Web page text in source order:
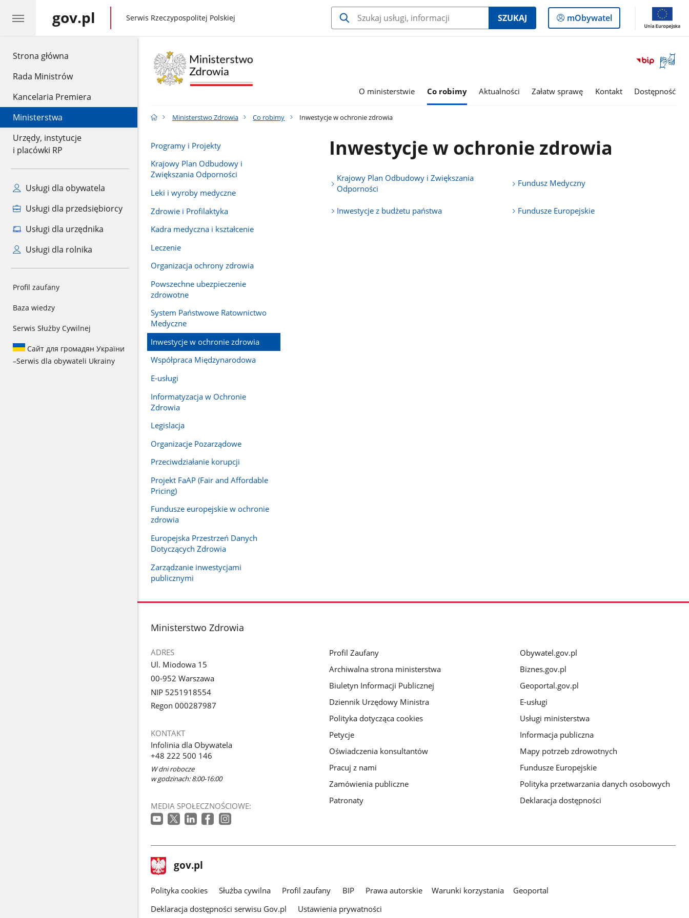
Strona główna
Rada Ministrów
Kancelaria Premiera
Ministerstwa
Urzędy, instytucje
i placówki RP
Usługi dla obywatela
Usługi dla przedsiębiorcy
Usługi dla urzędnika
Usługi dla rolnika
Profil zaufany
Baza wiedzy
Serwis Służby Cywilnej
Сайт для громадян України
–Serwis dla obywateli Ukrainy
gov.pl gov.pl
Serwis Rzeczypospolitej Polskiej SZUKAJ
Logowanie
do
mObywatel
Otwórz
okno
O ministerstwie Co robimy Aktualności Załatw sprawę Kontakt Dostępność
Ministerstwo Zdrowia Co robimy Inwestycje w ochronie zdrowia
Programy i Projekty
Krajowy Plan Odbudowy i
Zwiększania Odporności
Leki i wyroby medyczne
Zdrowie i Profilaktyka
Kadra medyczna i kształcenie
Leczenie
Organizacja ochrony zdrowia
Powszechne ubezpieczenie
zdrowotne
System Państwowe Ratownictwo
Medyczne
Inwestycje w ochronie zdrowia
Współpraca Międzynarodowa
E-usługi
Informatyzacja w Ochronie
Zdrowia
Legislacja
Organizacje Pozarządowe
Przeciwdziałanie korupcji
Projekt FaAP (Fair and Affordable
Pricing)
Fundusze europejskie w ochronie
zdrowia
Europejska Przestrzeń Danych
Dotyczących Zdrowia
Zarządzanie inwestycjami
publicznymi
Inwestycje w ochronie zdrowia
Krajowy Plan Odbudowy i Zwiększania
Odporności
Fundusz Medyczny
Inwestycje z budżetu państwa Fundusze Europejskie
stopka
Ministerstwo Zdrowia
ADRES
Ul. Miodowa 15
00-952 Warszawa
NIP 5251918554
Regon 000287987
KONTAKT
Infolinia dla Obywatela
+48 222 500 146
W dni robocze
w godzinach: 8:00-16:00
MEDIA SPOŁECZNOŚCIOWE:
Profil Zaufany
Archiwalna strona ministerstwa
Biuletyn Informacji Publicznej
Dziennik Urzędowy Ministra
Polityka dotycząca cookies
Petycje
Oświadczenia konsultantów
Pracuj z nami
Zamówienia publiczne
Patronaty
Obywatel.gov.pl
Biznes.gov.pl
Geoportal.gov.pl
E-usługi
Usługi ministerstwa
Informacja publiczna
Mapy potrzeb zdrowotnych
Fundusze Europejskie
Polityka przetwarzania danych osobowych
Deklaracja dostępności
stopka
gov.pl Strona
gov.pl
gov.pl
Polityka cookies Służba cywilna Profil zaufany BIP Prawa autorskie Warunki korzystania
Geoportal
Deklaracja dostępności serwisu Gov.pl
Ustawienia prywatności